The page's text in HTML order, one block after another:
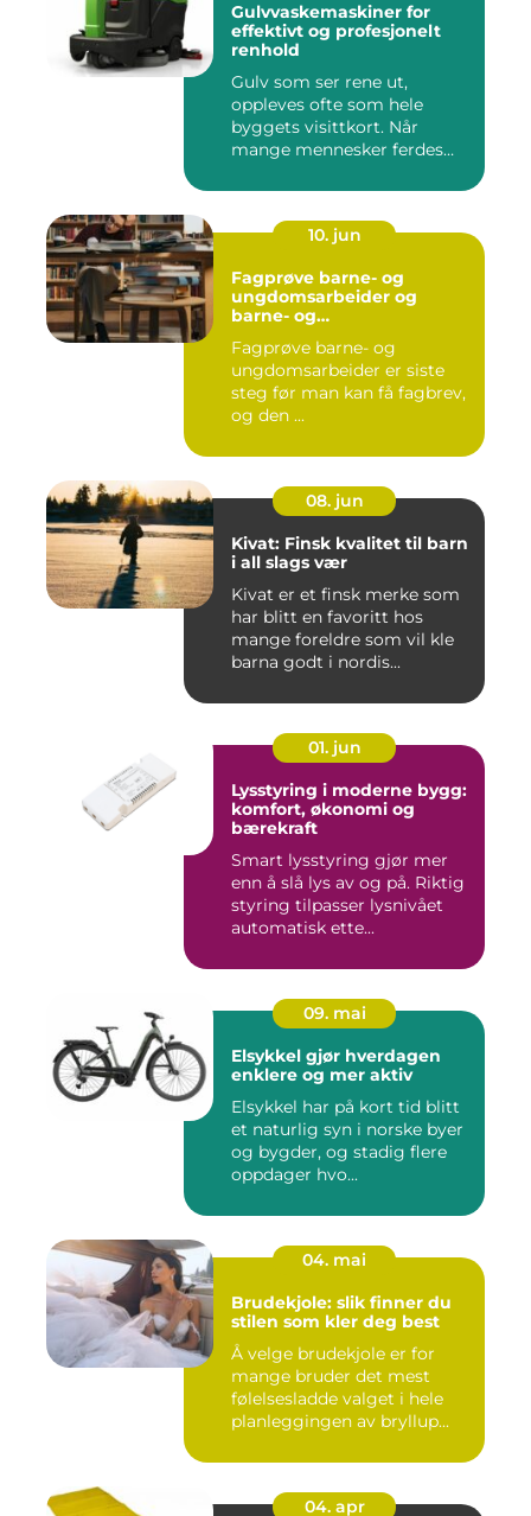
Gulvvaskemaskiner for
effektivt og profesjonelt
renhold
Gulv som ser rene ut,
oppleves ofte som hele
byggets visittkort. Når
mange mennesker ferdes
10. jun
Fagprøve barne- og
ungdomsarbeider og
barne- og
– veien til fagbrev
Fagprøve barne- og
ungdomsarbeider er siste
steg før man kan få fagbrev,
og den ...
08. jun
Kivat: Finsk kvalitet til barn
i all slags vær
Kivat er et finsk merke som
har blitt en favoritt hos
mange foreldre som vil kle
barna godt i nordis...
01. jun
Lysstyring i moderne bygg:
komfort, økonomi og
bærekraft
Smart lysstyring gjør mer
enn å slå lys av og på. Riktig
styring tilpasser lysnivået
automatisk ette...
09. mai
Elsykkel gjør hverdagen
enklere og mer aktiv
Elsykkel har på kort tid blitt
et naturlig syn i norske byer
og bygder, og stadig flere
oppdager hvo...
04. mai
Brudekjole: slik finner du
stilen som kler deg best
Å velge brudekjole er for
mange bruder det mest
følelsesladde valget i hele
planleggingen av bryllup...
04. apr